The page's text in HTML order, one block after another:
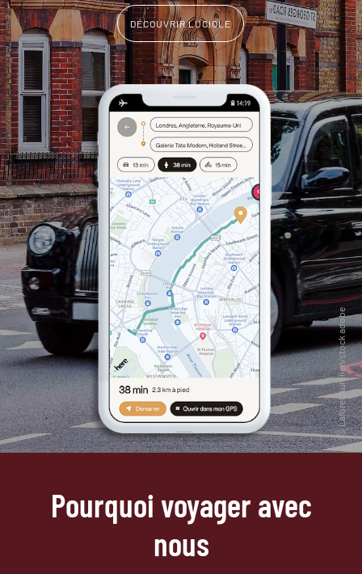
DÉCOUVRIR LUCIOLE
Pourquoi voyager avec
nous